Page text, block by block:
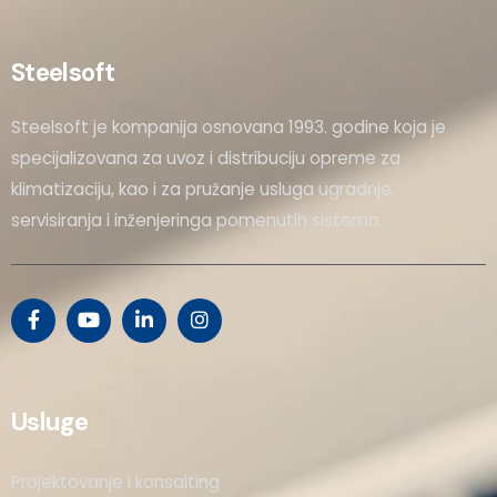
Steelsoft
Steelsoft je kompanija osnovana 1993. godine koja je
specijalizovana za uvoz i distribuciju opreme za
klimatizaciju, kao i za pružanje usluga ugradnje,
servisiranja i inženjeringa pomenutih sistema.
Usluge
Projektovanje i konsalting